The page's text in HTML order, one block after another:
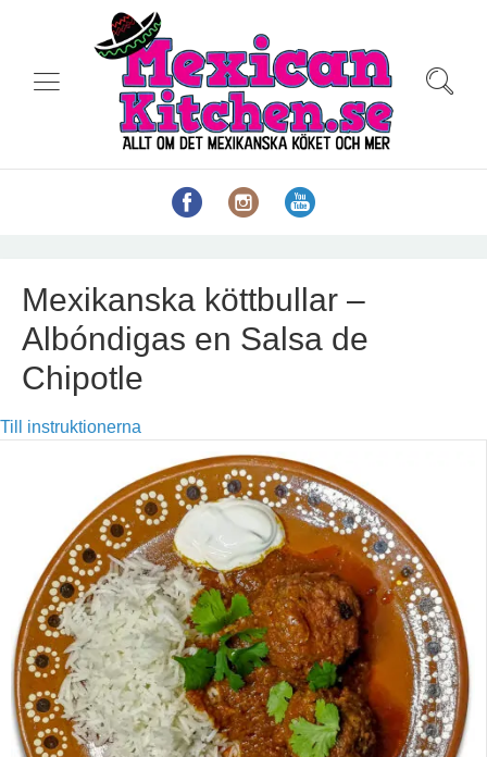
Mexikanska köttbullar –
Albóndigas en Salsa de
Chipotle
Till instruktionerna